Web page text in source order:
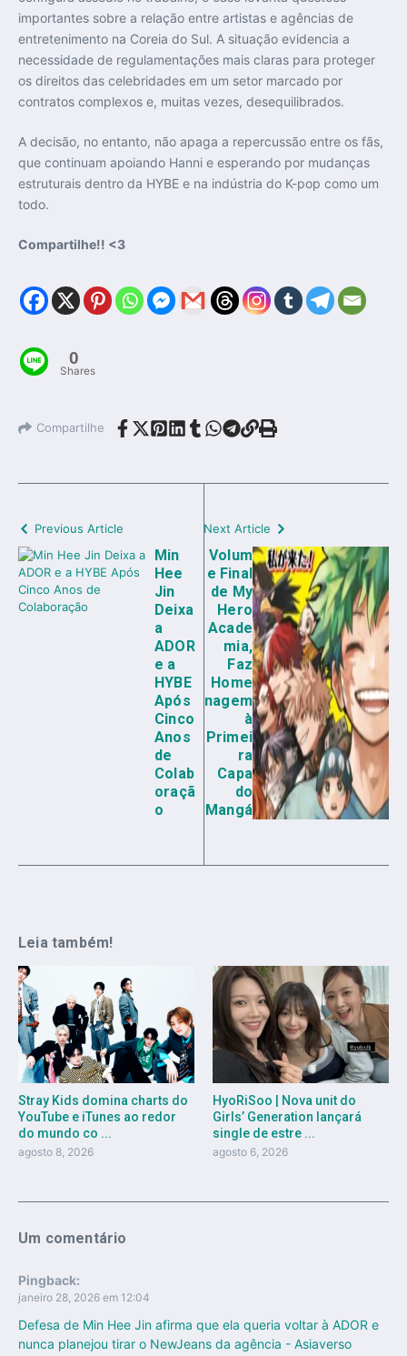
importantes sobre a relação entre artistas e agências de
entretenimento na Coreia do Sul. A situação evidencia a
necessidade de regulamentações mais claras para proteger
os direitos das celebridades em um setor marcado por
contratos complexos e, muitas vezes, desequilibrados.
A decisão, no entanto, não apaga a repercussão entre os fãs,
que continuam apoiando Hanni e esperando por mudanças
estruturais dentro da HYBE e na indústria do K-pop como um
todo.
Compartilhe!! <3
0
Shares
Compartilhe
Previous Article
Min
Hee
Jin
Deixa
a
ADOR
e a
HYBE
Após
Cinco
Anos
de
Colab
oraçã
o
Next Article
Volum
e Final
de My
Hero
Acade
mia,
Faz
Home
nagem
à
Primei
ra
Capa
do
Mangá
Leia também!
Stray Kids domina charts do
YouTube e iTunes ao redor
do mundo co ...
agosto 8, 2026
HyoRiSoo | Nova unit do
Girls’ Generation lançará
single de estre ...
agosto 6, 2026
Um comentário
Pingback:
janeiro 28, 2026 em 12:04
Defesa de Min Hee Jin afirma que ela queria voltar à ADOR e
nunca planejou tirar o NewJeans da agência - Asiaverso